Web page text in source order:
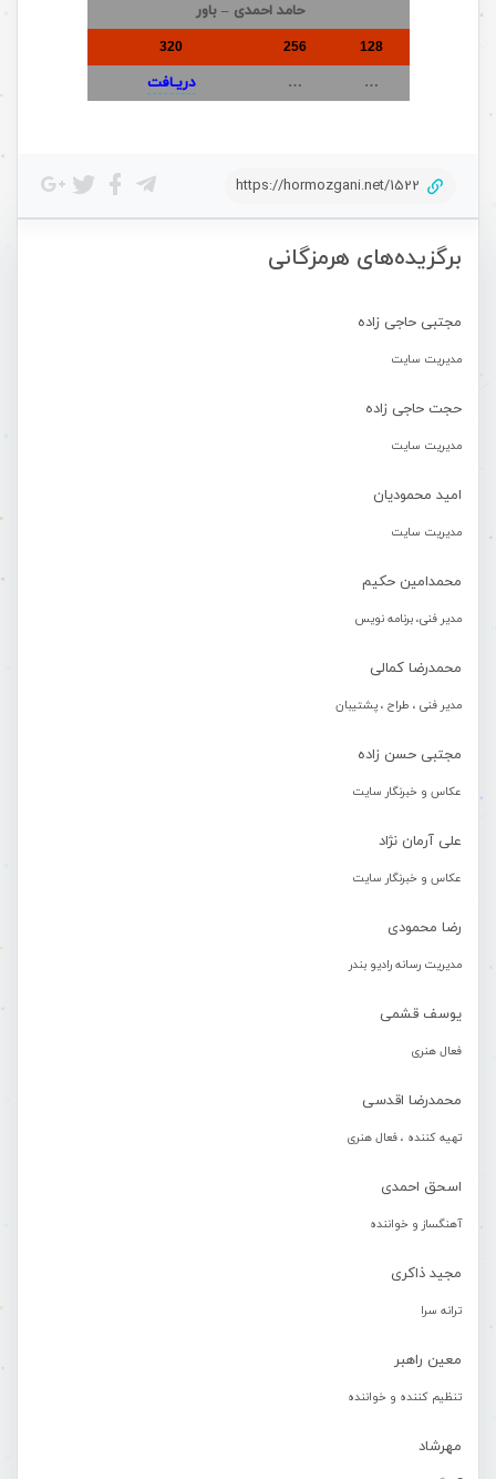
برگزیده‌های هرمزگانی
مجتبی حاجی زاده
مدیریت سایت
حجت حاجی زاده
مدیریت سایت
امید محمودیان
مدیریت سایت
محمدامین حکیم
مدیر فنی، برنامه نویس
محمدرضا کمالی
مدیر فنی ، طراح ، پشتیبان
مجتبی حسن زاده
عکاس و خبرنگار سایت
علی آرمان نژاد
عکاس و خبرنگار سایت
رضا محمودی
مدیریت رسانه رادیو بندر
یوسف قشمی
فعال هنری
محمدرضا اقدسی
تهیه کننده ، فعال هنری
اسحق احمدی
آهنگساز و خواننده
مجید ذاکری
ترانه سرا
معین راهبر
تنظیم کننده و خواننده
مهرشاد
حامد احمدی – باور
128
256
320
…
… دریـافت
https://hormozgani.net/1522